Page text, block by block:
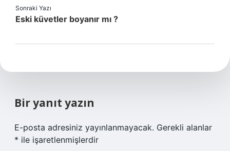
Sonraki Yazı
Eski küvetler boyanır mı ?
Bir yanıt yazın
E-posta adresiniz yayınlanmayacak. Gerekli alanlar
* ile işaretlenmişlerdir